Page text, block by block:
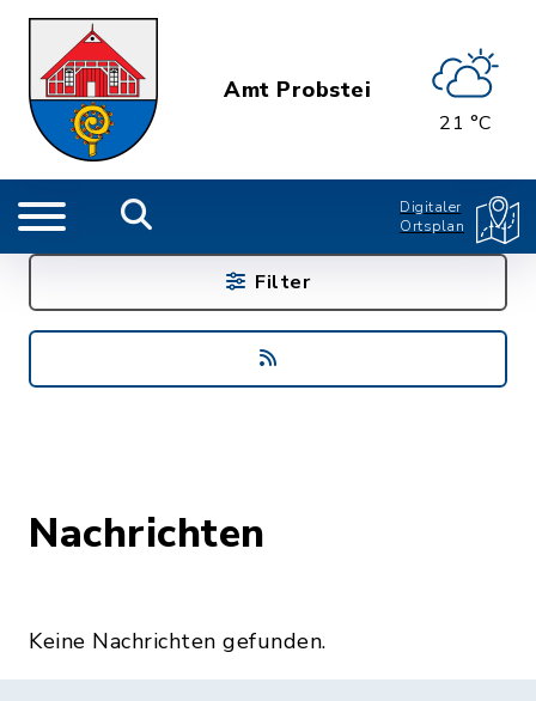
Amt Probstei
21 °C
Digitaler
Ortsplan
Nachrichten
Keine Nachrichten gefunden.
Filter